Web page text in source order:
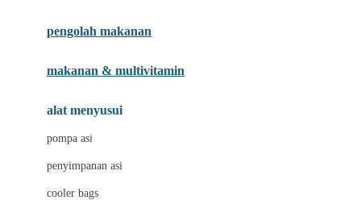
Joolz
pengolah makanan
makanan & multivitamin
alat menyusui
pompa asi
penyimpanan asi
cooler bags